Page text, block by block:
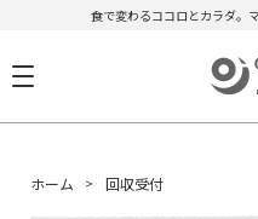
食で変わるココロとカラダ。
ホーム 回収受付